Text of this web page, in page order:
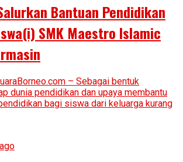
Bantuan Pendidikan
SMK Maestro Islamic
– Sebagai bentuk
dunia pendidikan dan upaya membantu
bagi siswa dari keluarga kurang